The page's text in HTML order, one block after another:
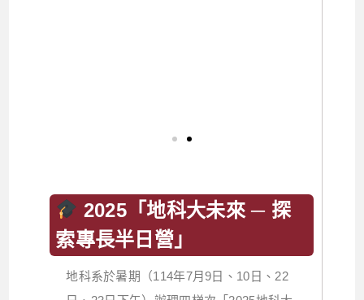
2025「地科大未來 ─ 探
索專長半日營」
地科系於暑期（114年7月9日、10日、22